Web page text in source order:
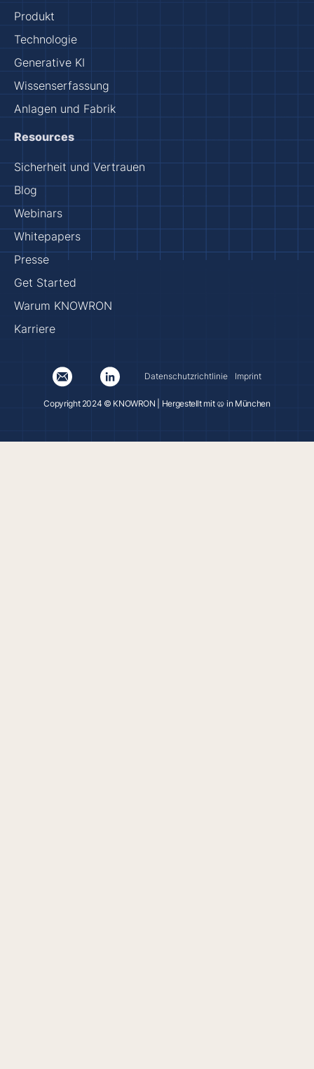
Produkt
Technologie
Generative KI
Wissenserfassung
Anlagen und Fabrik
Resources
Sicherheit und Vertrauen
Blog
Webinars
Whitepapers
Presse
Get Started
Warum KNOWRON
Karriere
Datenschutzrichtlinie Imprint
Copyright 2024 © KNOWRON | Hergestellt mit 🥨 in München